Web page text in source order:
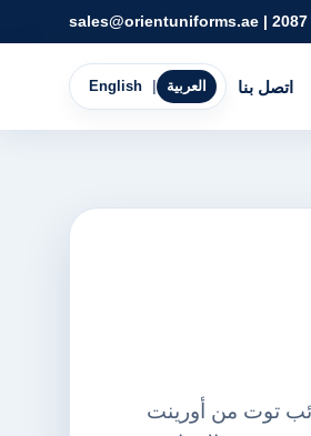
|
sales@orientuniforms.ae
اتصل بنا English العربية
توت من أورينت